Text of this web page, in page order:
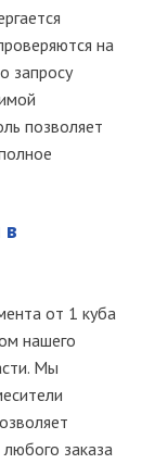
на
запросу
позволяет
от 1 куба
нашего
Мы
заказа